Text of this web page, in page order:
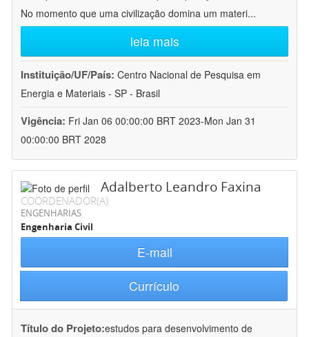
No momento que uma civilização domina um materi...
leia mais
Instituição/UF/País: Centro Nacional de Pesquisa em
Energia e Materiais - SP - Brasil
Vigência: Fri Jan 06 00:00:00 BRT 2023-Mon Jan 31
00:00:00 BRT 2028
Adalberto Leandro Faxina
COORDENADOR(A)
ENGENHARIAS
Engenharia Civil
E-mail
Currículo
Título do Projeto:estudos para desenvolvimento de